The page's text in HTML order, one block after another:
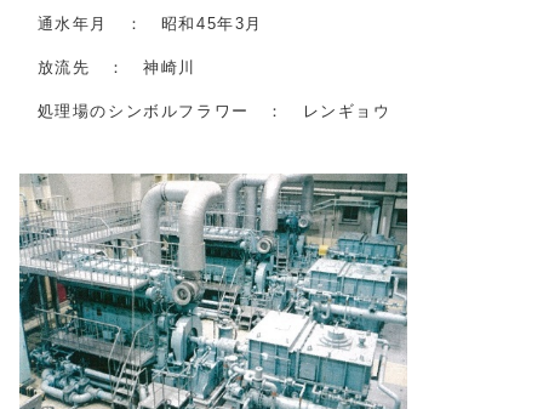
通水年月 ： 昭和45年3月
放流先 ： 神崎川
処理場のシンボルフラワー ： レンギョウ